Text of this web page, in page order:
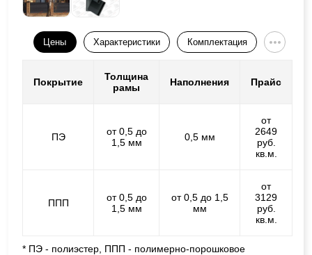
Цены Характеристики Комплектация
Покрытие
Толщина
рамы
Наполнения Прайс
ПЭ
от 0,5 до
1,5 мм
0,5 мм
от
2649
руб.
кв.м.
ППП
от 0,5 до
1,5 мм
от 0,5 до 1,5
мм
от
3129
руб.
кв.м.
* ПЭ - полиэстер, ППП - полимерно-порошковое